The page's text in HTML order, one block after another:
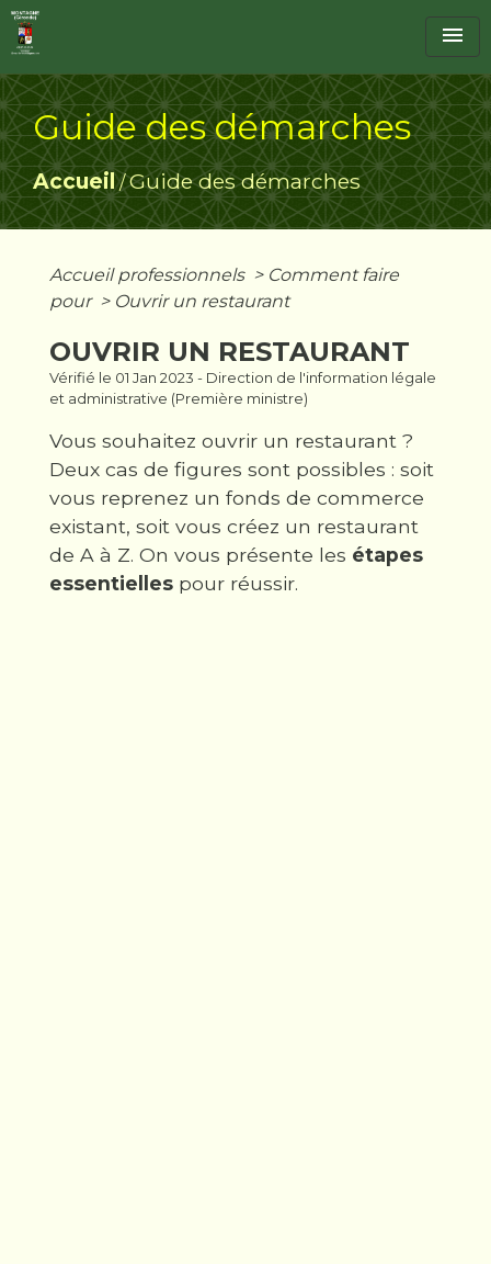
menu
Guide des démarches
Accueil/Guide des démarches
Accueil professionnels > Comment faire
pour > Ouvrir un restaurant
OUVRIR UN RESTAURANT
Vérifié le 01 Jan 2023 - Direction de l'information légale
et administrative (Première ministre)
Vous souhaitez ouvrir un restaurant ?
Deux cas de figures sont possibles : soit
vous reprenez un fonds de commerce
existant, soit vous créez un restaurant
de A à Z. On vous présente les étapes
essentielles pour réussir.